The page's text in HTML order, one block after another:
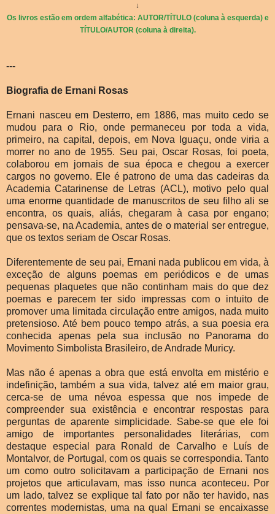
↓
Os livros estão em ordem alfabética: AUTOR/TÍTULO (coluna à esquerda) e
TÍTULO/AUTOR (coluna à direita).
---
Biografia de Ernani Rosas
Ernani nasceu em Desterro, em 1886, mas muito cedo se
mudou para o Rio, onde permaneceu por toda a vida,
primeiro, na capital, depois, em Nova Iguaçu, onde viria a
morrer no ano de 1955. Seu pai, Oscar Rosas, foi poeta,
colaborou em jornais de sua época e chegou a exercer
cargos no governo. Ele é patrono de uma das cadeiras da
Academia Catarinense de Letras (ACL), motivo pelo qual
uma enorme quantidade de manuscritos de seu filho ali se
encontra, os quais, aliás, chegaram à casa por engano;
pensava-se, na Academia, antes de o material ser entregue,
que os textos seriam de Oscar Rosas.
Diferentemente de seu pai, Ernani nada publicou em vida, à
exceção de alguns poemas em periódicos e de umas
pequenas plaquetes que não continham mais do que dez
poemas e parecem ter sido impressas com o intuito de
promover uma limitada circulação entre amigos, nada muito
pretensioso. Até bem pouco tempo atrás, a sua poesia era
conhecida apenas pela sua inclusão no Panorama do
Movimento Simbolista Brasileiro, de Andrade Muricy.
Mas não é apenas a obra que está envolta em mistério e
indefinição, também a sua vida, talvez até em maior grau,
cerca-se de uma névoa espessa que nos impede de
compreender sua existência e encontrar respostas para
perguntas de aparente simplicidade. Sabe-se que ele foi
amigo de importantes personalidades literárias, com
destaque especial para Ronald de Carvalho e Luís de
Montalvor, de Portugal, com os quais se correspondia. Tanto
um como outro solicitavam a participação de Ernani nos
projetos que articulavam, mas isso nunca aconteceu. Por
um lado, talvez se explique tal fato por não ter havido, nas
correntes modernistas, uma na qual Ernani se encaixasse